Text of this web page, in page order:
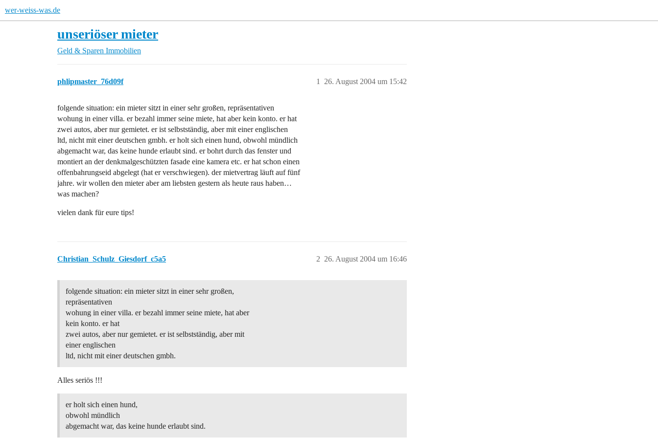
wer-weiss-was.de
unseriöser mieter
Geld & Sparen Immobilien
phlipmaster_76d09f 26. August 2004 um 15:42
1
folgende situation: ein mieter sitzt in einer sehr großen, repräsentativen
wohung in einer villa. er bezahl immer seine miete, hat aber kein konto. er hat
zwei autos, aber nur gemietet. er ist selbstständig, aber mit einer englischen
ltd, nicht mit einer deutschen gmbh. er holt sich einen hund, obwohl mündlich
abgemacht war, das keine hunde erlaubt sind. er bohrt durch das fenster und
montiert an der denkmalgeschützten fasade eine kamera etc. er hat schon einen
offenbahrungseid abgelegt (hat er verschwiegen). der mietvertrag läuft auf fünf
jahre. wir wollen den mieter aber am liebsten gestern als heute raus haben…
was machen?
vielen dank für eure tips!
Christian_Schulz_Giesdorf_c5a5 26. August 2004 um 16:46
2
folgende situation: ein mieter sitzt in einer sehr großen,
repräsentativen
wohung in einer villa. er bezahl immer seine miete, hat aber
kein konto. er hat
zwei autos, aber nur gemietet. er ist selbstständig, aber mit
einer englischen
ltd, nicht mit einer deutschen gmbh.
Alles seriös !!!
er holt sich einen hund,
obwohl mündlich
abgemacht war, das keine hunde erlaubt sind.